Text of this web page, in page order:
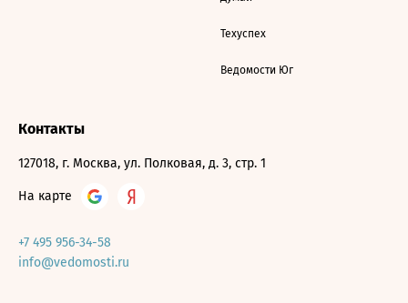
Техуспех
Ведомости Юг
Контакты
127018, г. Москва, ул. Полковая, д. 3, стр. 1
На карте
+7 495 956-34-58
info@vedomosti.ru